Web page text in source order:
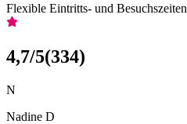
Flexible Eintritts- und Besuchszeiten
4,7/5(334)
N
Nadine D